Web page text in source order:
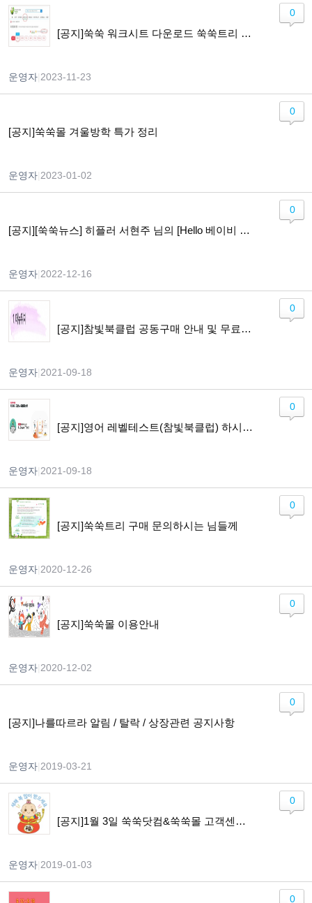
[공지]쑥쑥 워크시트 다운로드 쑥쑥트리 구매 전환 안내
운영자 2023-11-23
0
[공지]쑥쑥몰 겨울방학 특가 정리
운영자 2023-01-02
0
[공지][쑥쑥뉴스] 히플러 서현주 님의 [Hello 베이비 Hi 맘] 개정판 출간
운영자 2022-12-16
0
[공지]참빛북클럽 공동구매 안내 및 무료체험 이용가이드
운영자 2021-09-18
0
[공지]영어 레벨테스트(참빛북클럽) 하시고자 하는 분들께 알려드립니다.
운영자 2021-09-18
0
[공지]쑥쑥트리 구매 문의하시는 님들께
운영자 2020-12-26
0
[공지]쑥쑥몰 이용안내
운영자 2020-12-02
0
[공지]나를따르라 알림 / 탈락 / 상장관련 공지사항
운영자 2019-03-21
0
[공지]1월 3일 쑥쑥닷컴&쑥쑥몰 고객센터 운영 안내
운영자 2019-01-03
0
0